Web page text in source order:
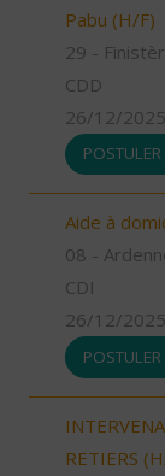
Pabu (H/F)
29 -
CDD
26/12/2025
POSTULER
Aide à
08 -
CDI
26/12/2025
POSTULER
RETIERS